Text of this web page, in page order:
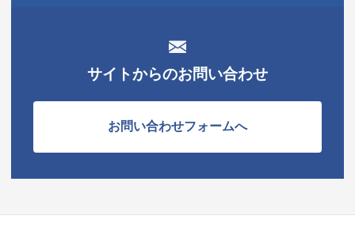
サイトからのお問い合わせ
お問い合わせフォームへ